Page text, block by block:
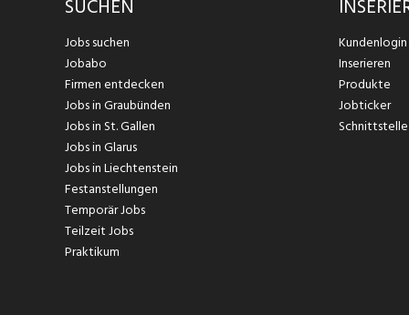
SUCHEN
Jobs suchen
Jobabo
Firmen entdecken
Jobs in Graubünden
Jobs in St. Gallen
Jobs in Glarus
Jobs in Liechtenstein
Festanstellungen
Temporär Jobs
Teilzeit Jobs
Praktikum
Kundenlogin
Inserieren
Produkte
Jobticker
Schnittstelle